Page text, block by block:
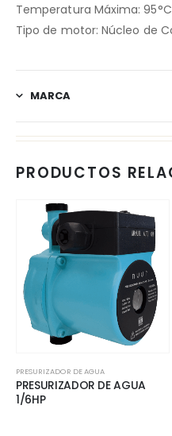
Temperatura Máxima: 95°C
Tipo de motor: Núcleo de
MARCA
PRODUCTOS
PRESURIZADOR DE AGUA
PRESURIZADOR DE AGUA
1/6HP